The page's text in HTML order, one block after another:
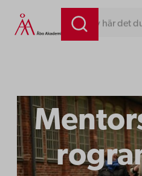
Hoppa
till
Skriv här det